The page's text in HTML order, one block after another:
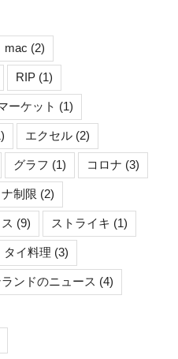
mac (2)
RIP (1)
ーケット (1)
エクセル (2)
グラフ (1) コロナ (3)
制限 (2)
(9) ストライキ (1)
タイ料理 (3)
ンドのニュース (4)